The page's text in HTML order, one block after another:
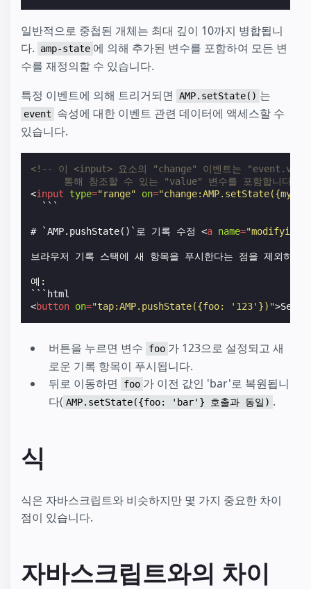
일반적으로 중첩된 개체는 최대 깊이 10까지 병합됩니
다.
amp-state 에 의해 추가된 변수를 포함하여 모든 변
수를 재정의할 수 있습니다.
특정 이벤트에 의해 트리거되면
AMP.setState() 는
event
속성에 대한 이벤트 관련 데이터에 액세스할 수
있습니다.
<!-- 이 <input> 요소의 "change" 이벤트는
통해 참조할 수 있는 "value" 변수를 포함합니다.
<input type="range" on=
  ```
# `AMP.pushState()`로 기록 수정 <a name="modifying-
브라우저 기록 스택에 새 항목을 푸시한다는 점을 제
예:
<button on="tap:AMP.pushState({foo: '123'})">Set
버튼을 누르면 변수 foo 가 123으로 설정되고 새
로운 기록 항목이 푸시됩니다.
뒤로 이동하면
foo 가 이전 값인 'bar'로 복원됩니
다( AMP.setState({foo: 'bar'} 호출과 동일) .
식
식은 자바스크립트와 비슷하지만 몇 가지 중요한 차이
점이 있습니다.
자바스크립트와의 차이